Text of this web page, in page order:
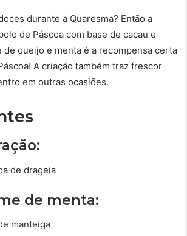
durante a Quaresma? Então a
de Páscoa com base de cacau e
de queijo e menta é a recompensa certa
A criação também traz frescor
em outras ocasiões.
de drageia
de menta:
manteiga